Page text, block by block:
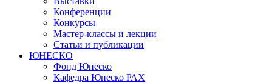
Конференции
Конкурсы
Мастер-классы и лекции
Статьи и публикации
ЮНЕСКО
Фонд Юнеско
Кафедра Юнеско РАХ